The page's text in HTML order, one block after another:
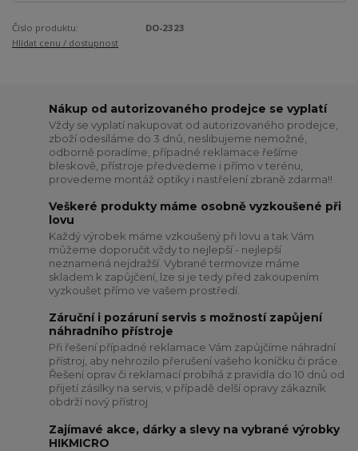
Číslo produktu:
DO-2323
Hlídat cenu / dostupnost
Nákup od autorizovaného prodejce se vyplatí
Vždy se vyplatí nakupovat od autorizovaného prodejce,
zboží odesíláme do 3 dnů, neslibujeme nemožné,
odborně poradíme, případné reklamace řešíme
bleskově, přístroje předvedeme i přímo v terénu,
provedeme montáž optiky i nastřelení zbraně zdarma!!
Veškeré produkty máme osobně vyzkoušené při
lovu
Každý výrobek máme vzkoušený při lovu a tak Vám
můžeme doporučit vždy to nejlepší - nejlepší
neznamená nejdražší. Vybrané termovize máme
skladem k zapůjčení, lze si je tedy před zakoupením
vyzkoušet přímo ve vašem prostředí.
Záruční i pozáruní servis s možností zapůjení
náhradního přístroje
Při řešení případné reklamace Vám zapůjčíme náhradní
přístroj, aby nehrozilo přerušení vašeho koníčku či práce.
Řešení oprav či reklamací probíhá z pravidla do 10 dnů od
přijetí zásilky na servis, v případě delší opravy zákazník
obdrží nový přístroj
Zajímavé akce, dárky a slevy na vybrané výrobky
HIKMICRO